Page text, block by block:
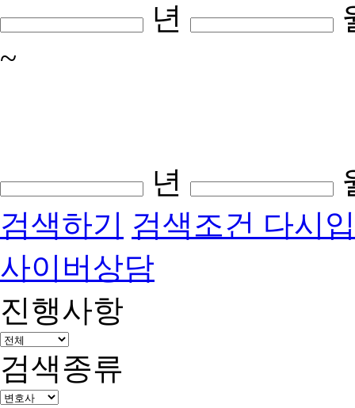
년
~
년
검색하기 검색조건 다시
사이버상담
진행사항
검색종류